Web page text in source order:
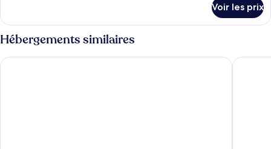
le
type
de
chambre
Suite
Voir les prix
Hébergements similaires
Hotel Perla del Mar Hotel